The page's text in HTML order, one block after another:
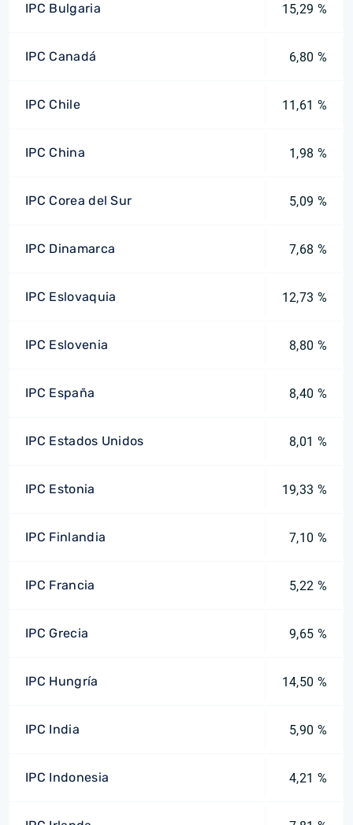
IPC Bulgaria 15,29 %
IPC Canadá 6,80 %
IPC Chile 11,61 %
IPC China 1,98 %
IPC Corea del Sur 5,09 %
IPC Dinamarca 7,68 %
IPC Eslovaquia 12,73 %
IPC Eslovenia 8,80 %
IPC España 8,40 %
IPC Estados Unidos 8,01 %
IPC Estonia 19,33 %
IPC Finlandia 7,10 %
IPC Francia 5,22 %
IPC Grecia 9,65 %
IPC Hungría 14,50 %
IPC India 5,90 %
IPC Indonesia 4,21 %